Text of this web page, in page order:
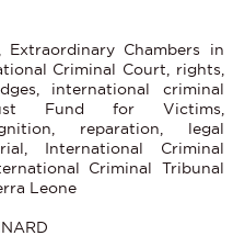
Extraordinary Chambers in
Criminal Court, rights,
international criminal
Fund for Victims,
reparation, legal
International Criminal
Criminal Tribunal
Leone